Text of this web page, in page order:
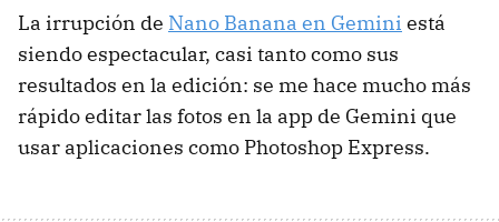
La irrupción de Nano Banana en Gemini está
siendo espectacular, casi tanto como sus
resultados en la edición: se me hace mucho más
rápido editar las fotos en la app de Gemini que
usar aplicaciones como Photoshop Express.